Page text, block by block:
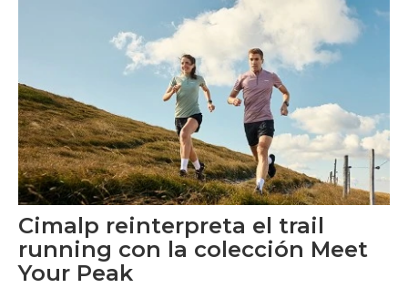
Cimalp reinterpreta el trail
running con la colección Meet
Your Peak